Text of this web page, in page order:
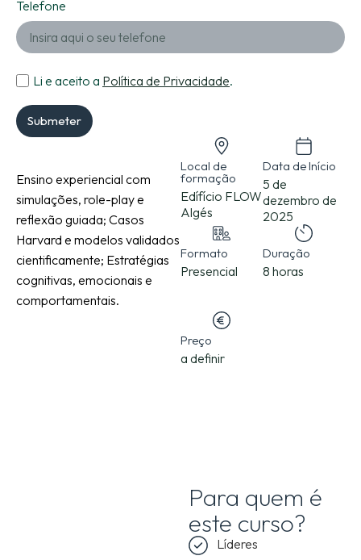
Telefone
Li e aceito a Política de Privacidade.
Submeter
Ensino experiencial com
simulações, role-play e
reflexão guiada; Casos
Harvard e modelos validados
cientificamente; Estratégias
cognitivas, emocionais e
comportamentais.
Local de
formação
Edífício FLOW
Algés
Data de Início
5 de
dezembro de
2025
Formato
Presencial
Duração
8 horas
Preço
a definir
Para quem é
este curso?
Líderes